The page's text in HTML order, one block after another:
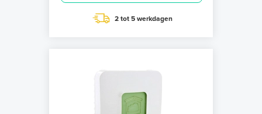
2 tot 5 werkdagen